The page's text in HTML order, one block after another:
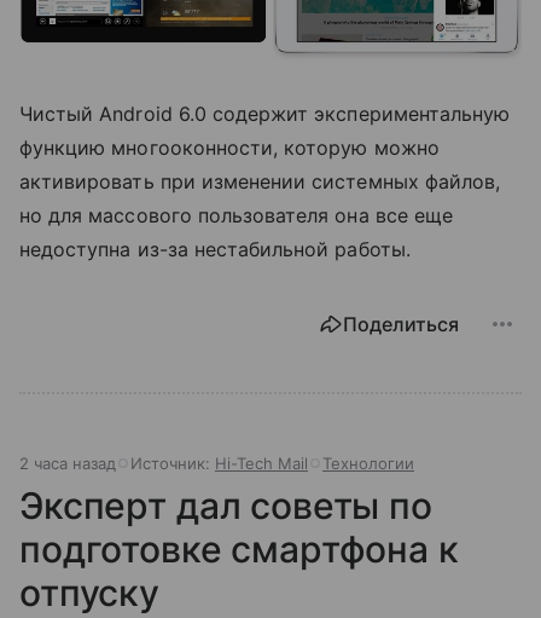
Чистый Android 6.0 содержит экспериментальную
функцию многооконности, которую можно
активировать при изменении системных файлов,
но для массового пользователя она все еще
недоступна из-за нестабильной работы.
Поделиться
2 часа назад Источник: Hi-Tech Mail Технологии
Эксперт дал советы по
подготовке смартфона к
отпуску